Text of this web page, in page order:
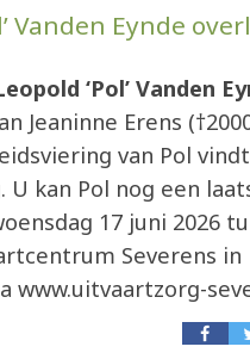
Vanden Eynde
‘Pol’ Vanden
Jeaninne Erens
van Pol
U kan Pol nog een
17 juni 2026
Severens
www.uitvaartzorg-